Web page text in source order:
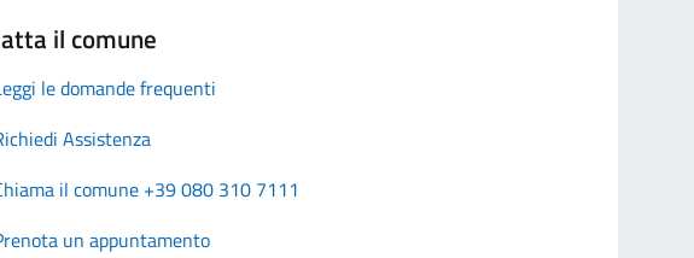
il comune
le domande frequenti
Assistenza
il comune +39 080 310 7111
un appuntamento